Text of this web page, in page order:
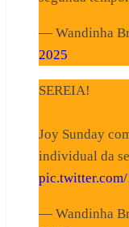
— Wandinha
2025
SEREIA!
Joy Sunday
individual da
— Wandinha